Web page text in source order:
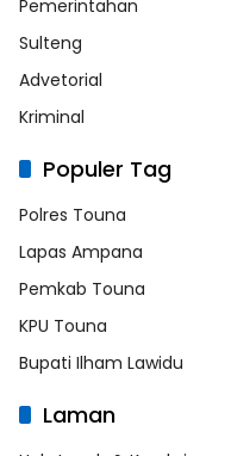
Pemerintahan
Sulteng
Advetorial
Kriminal
Populer Tag
Polres Touna
Lapas Ampana
Pemkab Touna
KPU Touna
Bupati Ilham Lawidu
Laman